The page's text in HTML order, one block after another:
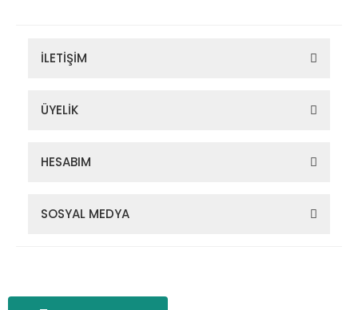
İLETİŞİM
ÜYELİK
HESABIM
SOSYAL MEDYA